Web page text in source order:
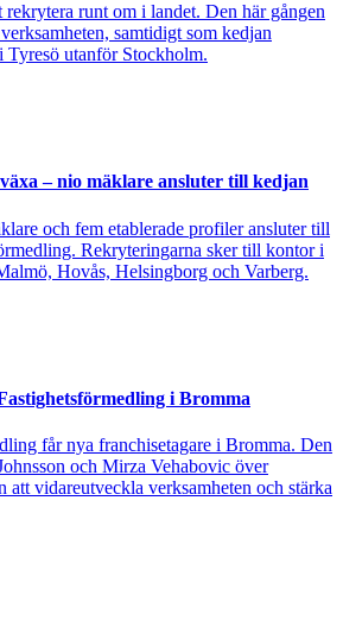
runt om i landet. Den här gången
samtidigt som kedjan
Tyresö utanför Stockholm.
– nio mäklare ansluter till kedjan
och fem etablerade profiler ansluter till
Rekryteringarna sker till kontor i
Hovås, Helsingborg och Varberg.
i Bromma
får nya franchisetagare i Bromma. Den
och Mirza Vehabovic över
att vidareutveckla verksamheten och stärka